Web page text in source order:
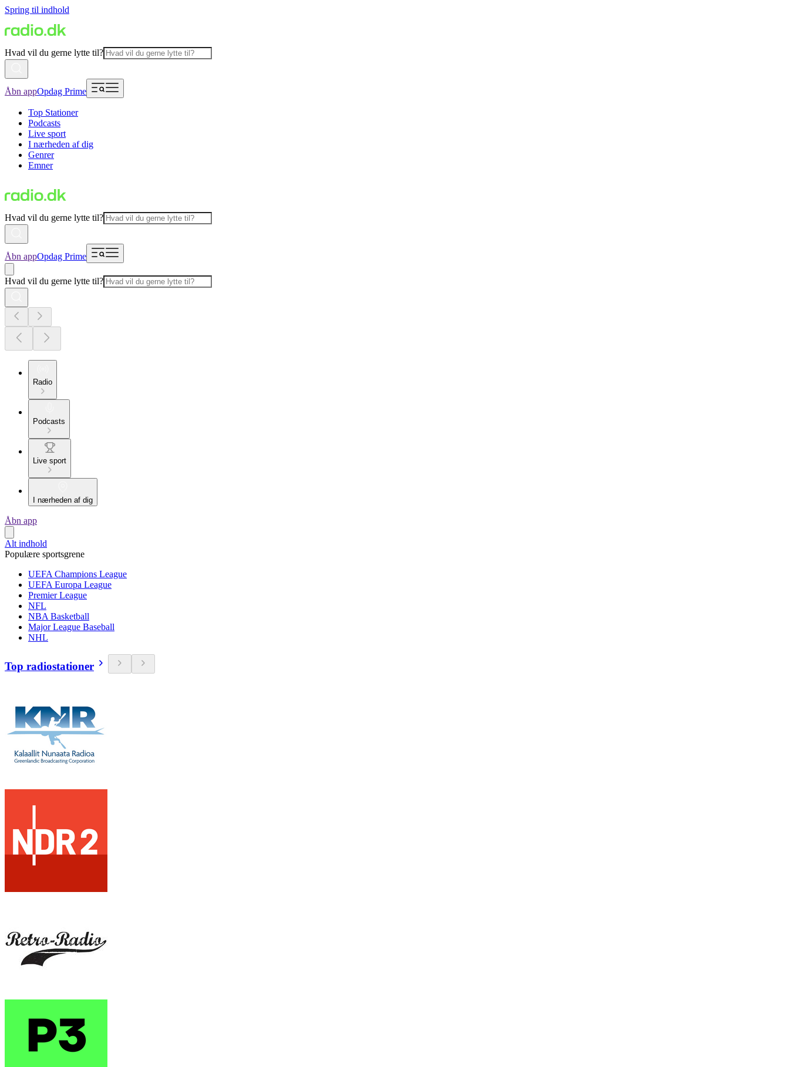
Spring til indhold
Hvad vil du gerne lytte til?
Åbn appOpdag Prime
Top Stationer
Podcasts
Live sport
I nærheden af dig
Genrer
Emner
Hvad vil du gerne lytte til?
Åbn appOpdag Prime
Hvad vil du gerne lytte til?
Radio
Podcasts
Live sport
I nærheden af dig
Åbn app
Alt indhold
Populære sportsgrene
UEFA Champions League
UEFA Europa League
Premier League
NFL
NBA Basketball
Major League Baseball
NHL
Top radiostationer